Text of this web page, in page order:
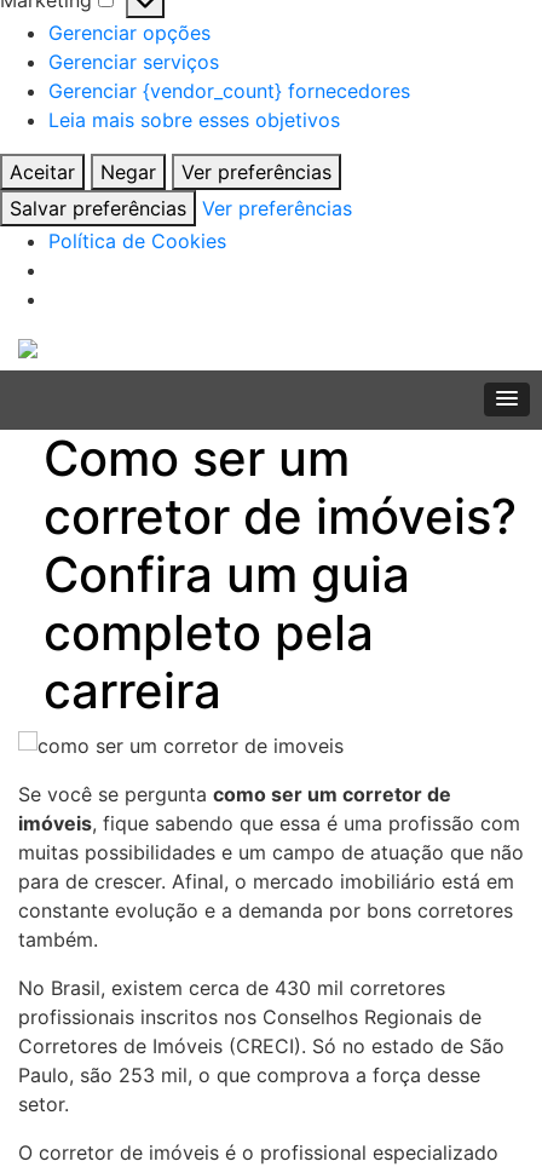
Marketing
Gerenciar opções
Gerenciar serviços
Gerenciar {vendor_count} fornecedores
Leia mais sobre esses objetivos
Aceitar Negar
Ver preferências
Salvar preferências
Ver preferências
Política de Cookies
Skip
to
Como ser um
corretor de imóveis?
Confira um guia
completo pela
carreira
Se você se pergunta como ser um corretor de
imóveis, fique sabendo que essa é uma profissão com
muitas possibilidades e um campo de atuação que não
para de crescer. Afinal, o mercado imobiliário está em
constante evolução e a demanda por bons corretores
também.
No Brasil, existem cerca de 430 mil corretores
profissionais inscritos nos Conselhos Regionais de
Corretores de Imóveis (CRECI). Só no estado de São
Paulo, são 253 mil, o que comprova a força desse
setor.
O corretor de imóveis é o profissional especializado